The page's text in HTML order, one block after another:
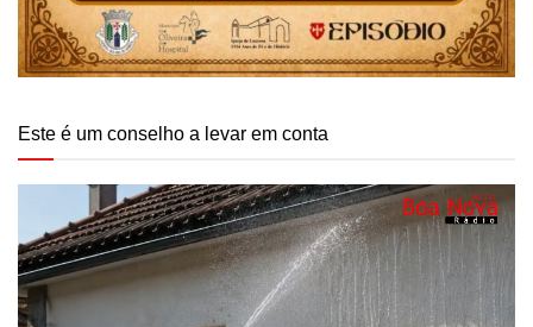
Este é um conselho a levar em conta